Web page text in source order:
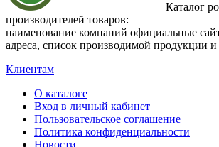
Каталог
производителей товаров:
наименование компаний официальные
адреса, список производимой продукции
Клиентам
О каталоге
Вход в личный кабинет
Пользовательское соглашение
Политика конфиденциальности